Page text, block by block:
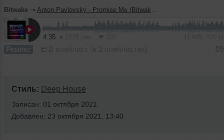
Bitwake ➝ Anton Pavlovsky - Promise Me (Bitwake Remix)
4:35
Ремикс
Стиль: Deep House
Записан: 01 октября 2021
Добавлен: 23 октября 2021, 13:40